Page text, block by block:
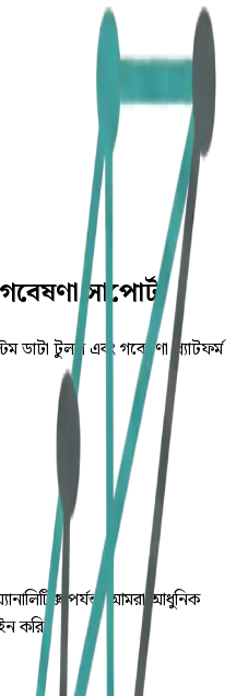
সাপোর্ট
ডাটা টুলস এবং গবেষণা প্ল্যাটফর্ম
পর্যন্ত, আমরা আধুনিক
করি।